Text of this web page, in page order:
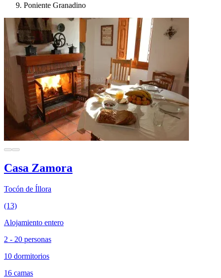
Poniente Granadino
Casa Zamora
Tocón de Íllora
(13)
Alojamiento entero
2 - 20 personas
10 dormitorios
16 camas